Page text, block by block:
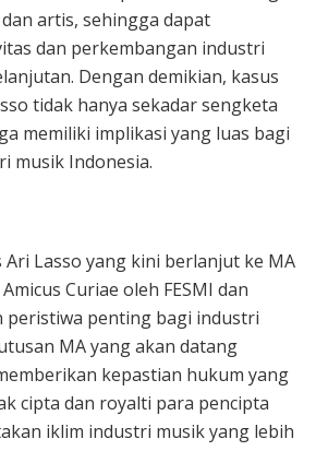
artis, sehingga dapat
dan perkembangan industri
Dengan demikian, kasus
tidak hanya sekadar sengketa
memiliki implikasi yang luas bagi
musik Indonesia.
Ari Lasso yang kini berlanjut ke MA
Curiae oleh FESMI dan
peristiwa penting bagi industri
MA yang akan datang
kepastian hukum yang
cipta dan royalti para pencipta
iklim industri musik yang lebih